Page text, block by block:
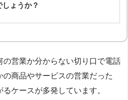
しょうか？
の営業か分からない切り口で電話
の商品やサービスの営業だった
ケースが多発しています。